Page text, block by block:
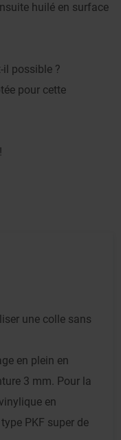
huilé en surface
il possible ?
pour cette
une colle sans
en plein en
3 mm. Pour la
en
PKF super de